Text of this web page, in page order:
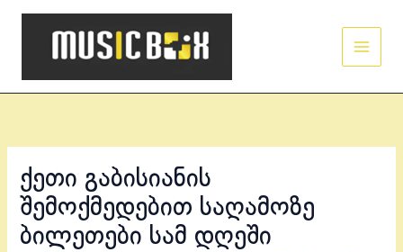
Skip
ქეთი გაბისიანის
შემოქმედებით საღამოზე
ბილეთები სამ დღეში